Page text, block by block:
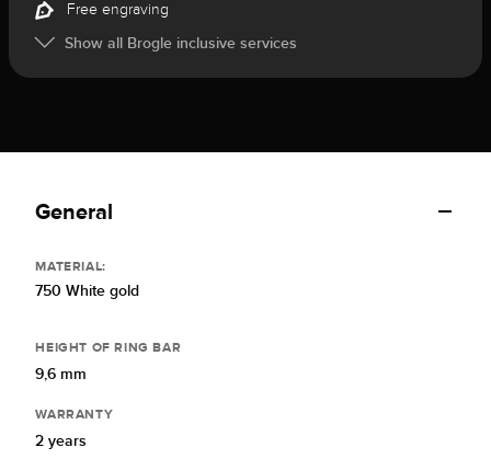
Free engraving
Show all Brogle inclusive services
General
MATERIAL:
750 White gold
HEIGHT OF RING BAR
9,6 mm
WARRANTY
2 years